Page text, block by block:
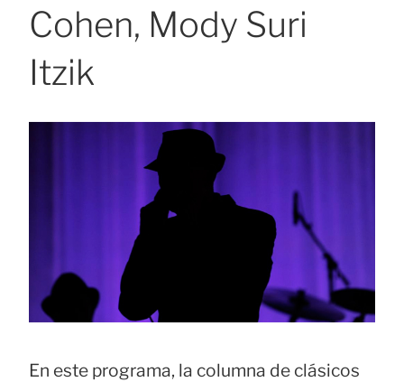
Cohen, Mody Suri
Itzik
En este programa, la columna de clásicos